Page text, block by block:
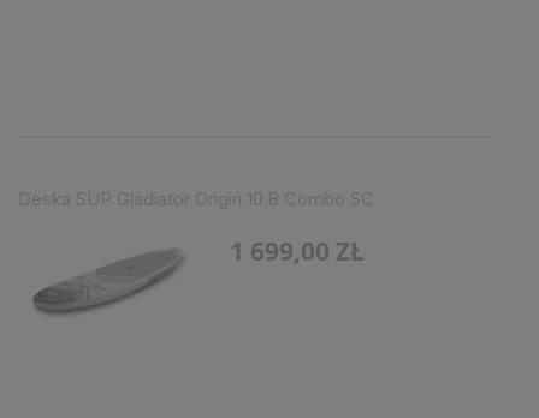
1 699,00 ZŁ